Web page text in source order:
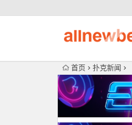
首页 扑克新闻